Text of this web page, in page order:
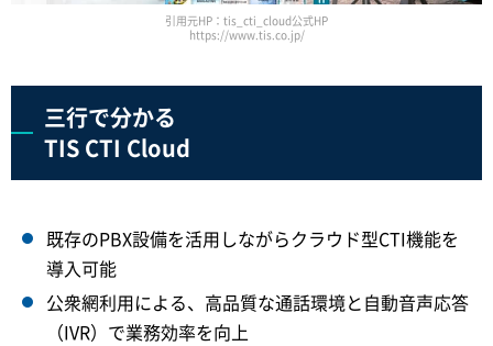
引用元HP：tis_cti_cloud公式HP
https://www.tis.co.jp/
三行で分かる
TIS CTI Cloud
既存のPBX設備を活用しながらクラウド型CTI機能を
導入可能
公衆網利用による、高品質な通話環境と自動音声応答
（IVR）で業務効率を向上